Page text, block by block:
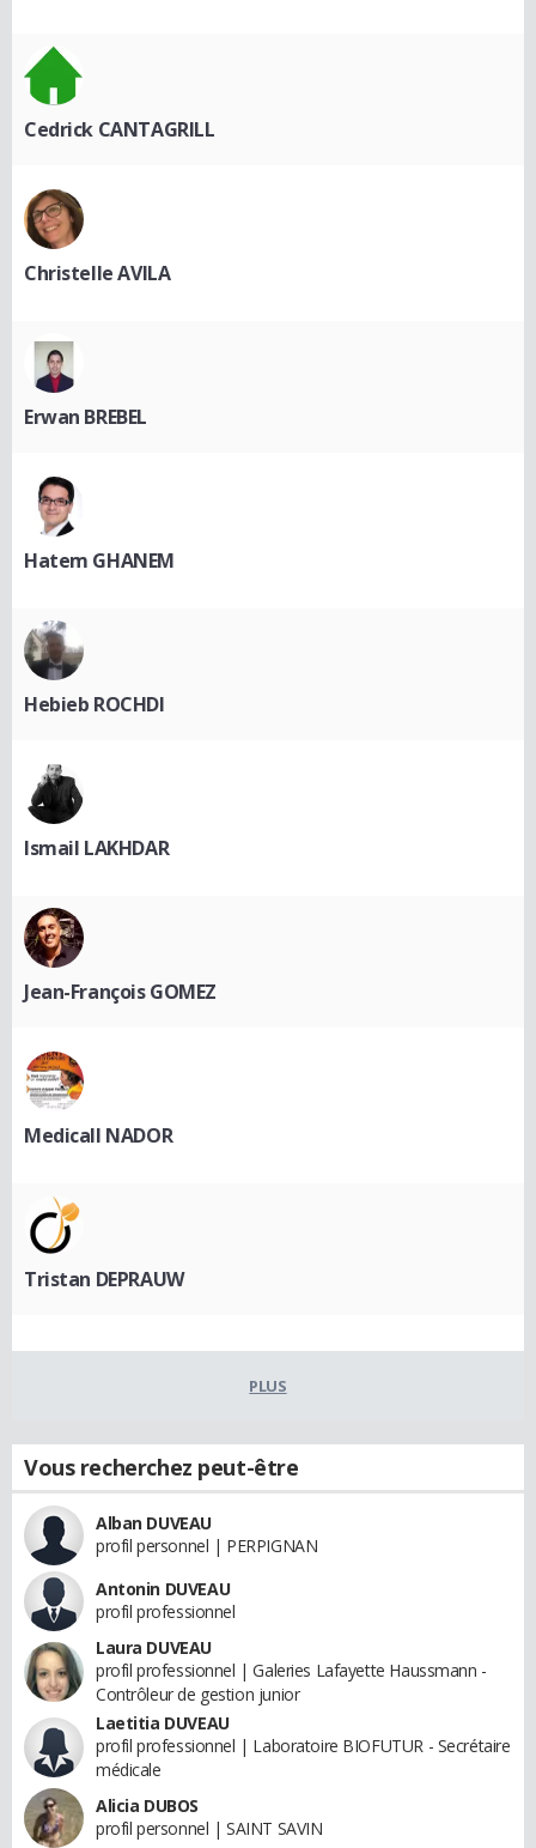
Cedrick CANTAGRILL
Christelle AVILA
Erwan BREBEL
Hatem GHANEM
Hebieb ROCHDI
Ismail LAKHDAR
Jean-François GOMEZ
Medicall NADOR
Tristan DEPRAUW
PLUS
Vous recherchez peut-être
Alban DUVEAU
profil personnel | PERPIGNAN
Antonin DUVEAU
profil professionnel
Laura DUVEAU
profil professionnel | Galeries Lafayette Haussmann -
Contrôleur de gestion junior
Laetitia DUVEAU
profil professionnel | Laboratoire BIOFUTUR - Secrétaire
médicale
Alicia DUBOS
profil personnel | SAINT SAVIN